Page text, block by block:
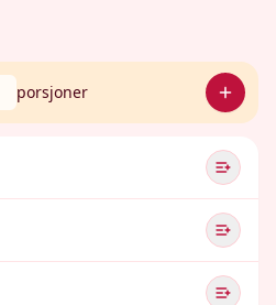
porsjoner